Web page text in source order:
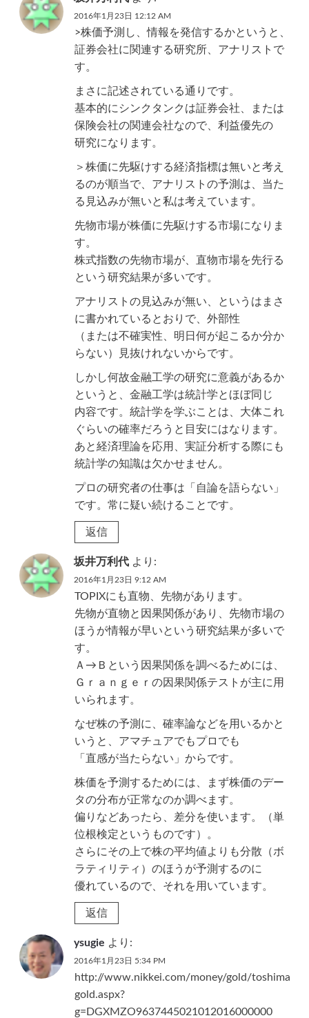
2016年1月23日 12:12 AM
>株価予測し、情報を発信するかというと、
証券会社に関連する研究所、アナリストで
す。
まさに記述されている通りです。
基本的にシンクタンクは証券会社、または
保険会社の関連会社なので、利益優先の
研究になります。
＞株価に先駆けする経済指標は無いと考え
るのが順当で、アナリストの予測は、当た
る見込みが無いと私は考えています。
先物市場が株価に先駆けする市場になりま
す。
株式指数の先物市場が、直物市場を先行る
という研究結果が多いです。
アナリストの見込みが無い、というはまさ
に書かれているとおりで、外部性
（または不確実性、明日何が起こるか分か
らない）見抜けれないからです。
しかし何故金融工学の研究に意義があるか
というと、金融工学は統計学とほぼ同じ
内容です。統計学を学ぶことは、大体これ
ぐらいの確率だろうと目安にはなります。
あと経済理論を応用、実証分析する際にも
統計学の知識は欠かせません。
プロの研究者の仕事は「自論を語らない」
です。常に疑い続けることです。
返信
坂井万利代 より:
2016年1月23日 9:12 AM
TOPIXにも直物、先物があります。
先物が直物と因果関係があり、先物市場の
ほうが情報が早いという研究結果が多いで
す。
Ａ→Ｂという因果関係を調べるためには、
Ｇｒａｎｇｅｒの因果関係テストが主に用
いられます。
なぜ株の予測に、確率論などを用いるかと
いうと、アマチュアでもプロでも
「直感が当たらない」からです。
株価を予測するためには、まず株価のデー
タの分布が正常なのか調べます。
偏りなどあったら、差分を使います。（単
位根検定というものです）。
さらにその上で株の平均値よりも分散（ボ
ラティリティ）のほうが予測するのに
優れているので、それを用いています。
返信
ysugie より:
2016年1月23日 5:34 PM
http://www.nikkei.com/money/gold/toshima
gold.aspx?
g=DGXMZO9637445021012016000000